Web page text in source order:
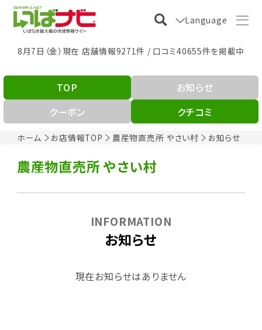
Language
8月7日（金）現在 店舗情報9271件 / 口コミ40655件を掲載中
ホーム お店情報TOP 農産物直売所 やさい村 お知らせ
TOP
お知らせ
クーポン
クチコミ
農産物直売所 やさい村
お知らせ
INFORMATION
現在お知らせはありません